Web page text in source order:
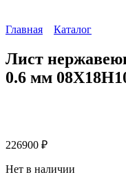
Главная Каталог
Лист
0.6 мм
226900 ₽
Нет в наличии